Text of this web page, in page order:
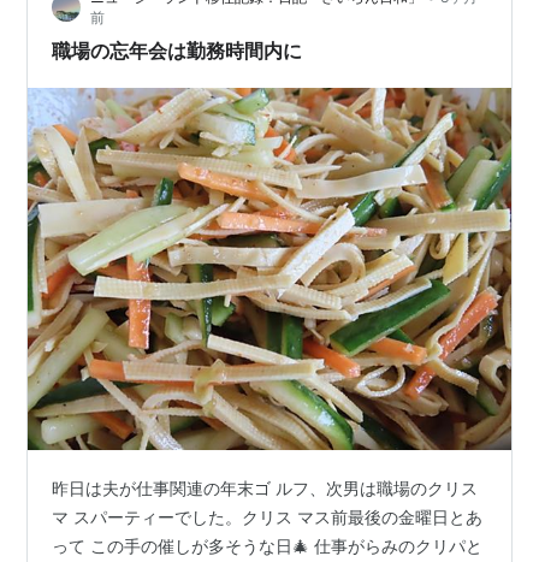
とに夢中になるのが当たり前で…
前
職場の忘年会は勤務時間内に
昨日は夫が仕事関連の年末ゴ ルフ、次男は職場のクリス
マ スパーティーでした。クリス マス前最後の金曜日とあ
って この手の催しが多そうな日🎄 仕事がらみのクリパと